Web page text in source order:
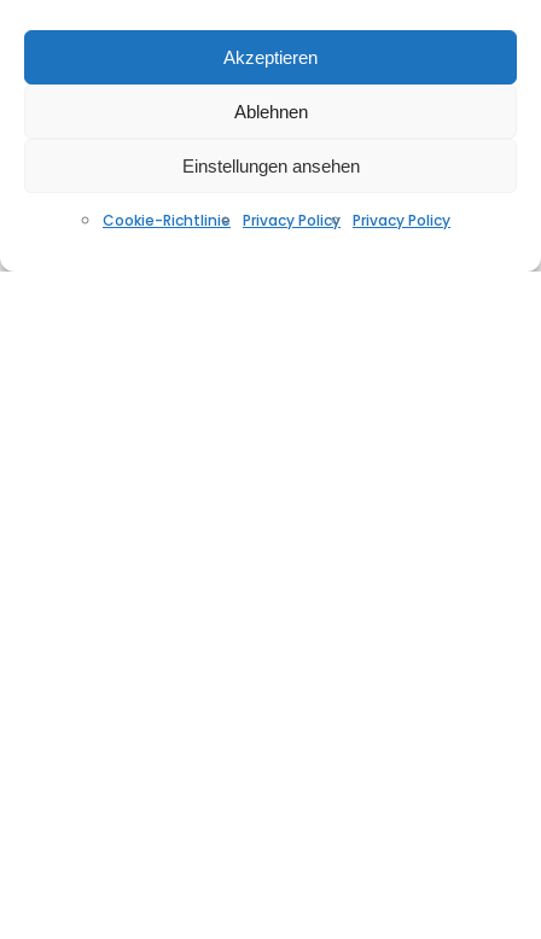
Akzeptieren
Ablehnen
Einstellungen ansehen
Cookie-Richtlinie Privacy Policy Privacy Policy
Funky Disco House Vol.16